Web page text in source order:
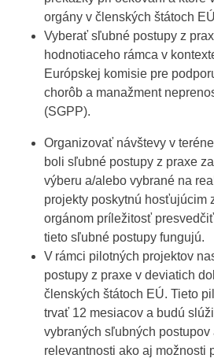
orgány v členských štátoch
Vyberať sľubné postupy z
hodnotiaceho rámca v
Európskej komisie pre
chorôb a manažment
(SGPP).
Organizovať návštevy v
boli sľubné postupy z praxe
výberu a/alebo vybrané na
projekty poskytnú hosťujúcim
orgánom príležitosť
tieto sľubné postupy fungujú.
V rámci pilotných projektov
postupy z praxe v deviatich
členských štátoch EÚ. Tieto
trvať 12 mesiacov a budú
vybraných sľubných postupov
relevantnosti ako aj možnosti